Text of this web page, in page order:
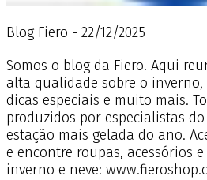
Blog Fiero - 22/12/2025
Somos o blog da Fiero! Aqui
alta qualidade sobre o inverno,
dicas especiais e muito mais.
produzidos por especialistas
estação mais gelada do ano.
e encontre roupas, acessórios
inverno e neve: